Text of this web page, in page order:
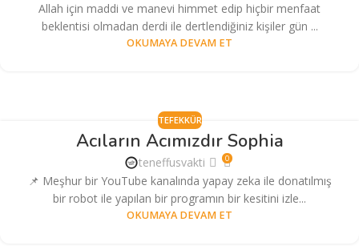
Allah için maddi ve manevi himmet edip hiçbir menfaat
beklentisi olmadan derdi ile dertlendiğiniz kişiler gün ...
OKUMAYA DEVAM ET
TEFEKKÜR
Acıların Acımızdır Sophia
teneffusvakti 0
📌 Meşhur bir YouTube kanalında yapay zeka ile donatılmış
bir robot ile yapılan bir programın bir kesitini izle...
OKUMAYA DEVAM ET